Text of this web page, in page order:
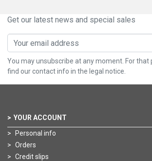
Get our latest news and special sales
You may unsubscribe at any moment. For that
find our contact info in the legal notice.
YOUR ACCOUNT
Personal info
Orders
Credit slips